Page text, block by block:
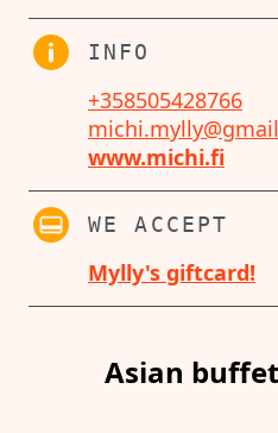
INFO
+358505428766
www.michi.fi
WE ACCEPT
Mylly's giftcard!
Asian